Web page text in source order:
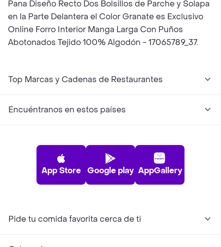
Pana Diseño Recto Dos Bolsillos de Parche y Solapa
en la Parte Delantera el Color Granate es Exclusivo
Online Forro Interior Manga Larga Con Puños
Abotonados Tejido 100% Algodón - 17065789_37.
Top Marcas y Cadenas de Restaurantes
Encuéntranos en estos países
App Store Google play AppGallery
Pide tu comida favorita cerca de ti